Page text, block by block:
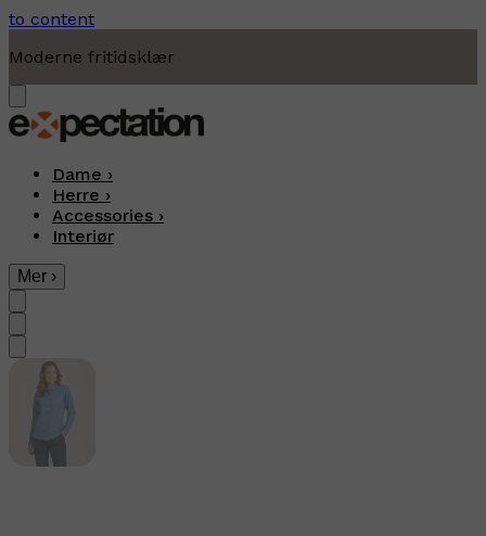
to content
Moderne fritidsklær
Dame ›
Herre ›
Accessories ›
Interiør
Mer ›